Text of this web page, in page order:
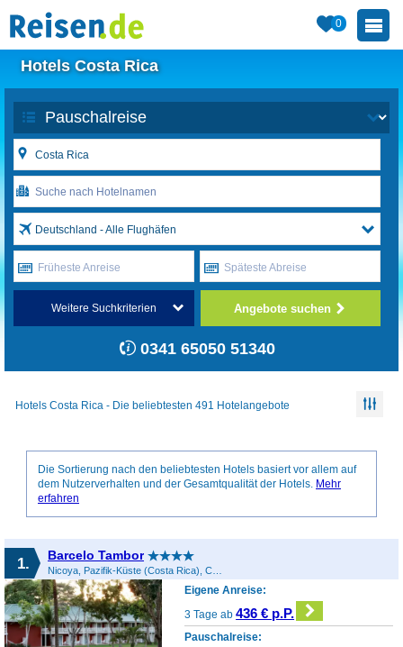
0
Hotels Costa Rica
Deutschland - Alle Flughäfen
Früheste Anreise Späteste Abreise
Weitere Suchkriterien Angebote suchen
0341 65050 51340
Hotels Costa Rica - Die beliebtesten 491 Hotelangebote
Die Sortierung nach den beliebtesten Hotels basiert vor allem auf
dem Nutzerverhalten und der Gesamtqualität der Hotels. Mehr
erfahren
1. Barcelo Tambor
Nicoya, Pazifik-Küste (Costa Rica), Costa Rica
Eigene Anreise:
3 Tage ab436 € p.P.
Pauschalreise: